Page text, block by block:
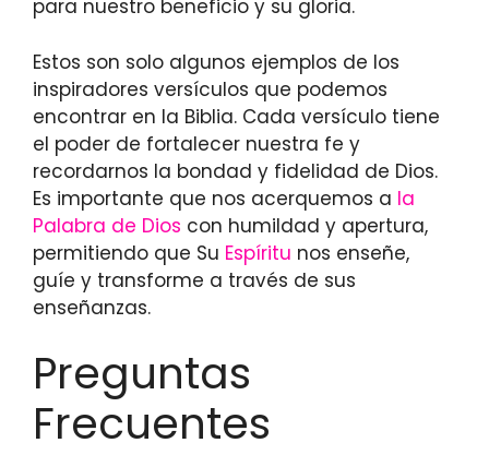
para nuestro beneficio y su gloria.
Estos son solo algunos ejemplos de los
inspiradores versículos que podemos
encontrar en la Biblia. Cada versículo tiene
el poder de fortalecer nuestra fe y
recordarnos la bondad y fidelidad de Dios.
Es importante que nos acerquemos a la
Palabra de Dios con humildad y apertura,
permitiendo que Su Espíritu nos enseñe,
guíe y transforme a través de sus
enseñanzas.
Preguntas
Frecuentes